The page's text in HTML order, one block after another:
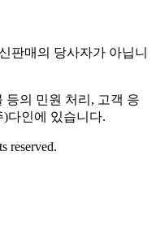
판매의 당사자가 아닙니
등의 민원 처리, 고객 응
다인에 있습니다.
reserved.